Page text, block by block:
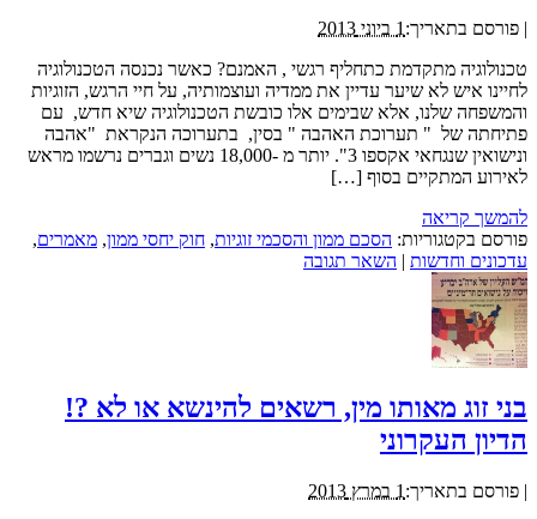
| פורסם בתאריך: 1 ביוני 2013
טכנולוגיה מתקדמת כתחליף רגשי , האמנם? כאשר נכנסה הטכנולוגיה
לחיינו איש לא שיער עדיין את ממדיה ועוצמותיה, על חיי הרגש, הזוגיות
והמשפחה שלנו, אלא שבימים אלו כובשת הטכנולוגיה שיא חדש, עם
פתיחתה של " תערוכת האהבה " בסין, בתערוכה הנקראת "אהבה
ונישואין שנגחאי אקספו 3". יותר מ -18,000 נשים וגברים נרשמו מראש
לאירוע המתקיים בסוף […]
להמשך קריאה
פורסם בקטגוריות: הסכם ממון והסכמי זוגיות, חוק יחסי ממון, מאמרים,
עדכונים וחדשות | השאר תגובה
בני זוג מאותו מין, רשאים להינשא או לא ?!
הדיון העקרוני
| פורסם בתאריך: 1 במרץ 2013